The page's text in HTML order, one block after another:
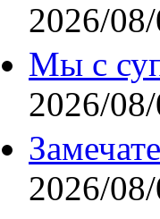
2026/
Мы с
2026/
2026/